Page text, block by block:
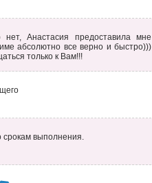
Анастасия предоставила мне
абсолютно все верно и быстро)))
только к Вам!!!
срокам выполнения.